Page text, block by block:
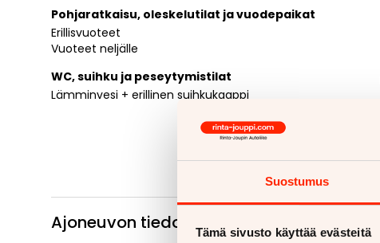
Suostumus
Tämä sivusto käyttää evästeitä
Pohjaratkaisu, oleskelutilat ja vuodepaikat
Erillisvuoteet
Vuoteet neljälle
WC, suihku ja peseytymistilat
Lämminvesi + erillinen suihkukaappi
Ajoneuvon tiedot